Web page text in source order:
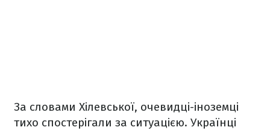
За словами Хілевської, очевидці-іноземці
тихо спостерігали за ситуацією. Українці